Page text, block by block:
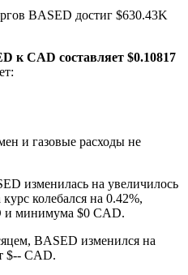
драгоценные металлы и
BASED достиг $630.43K
к CAD составляет $0.10817
и газовые расходы не
изменилась на увеличилось
колебался на 0.42%,
и минимума $0 CAD.
BASED изменился на
$-- CAD.